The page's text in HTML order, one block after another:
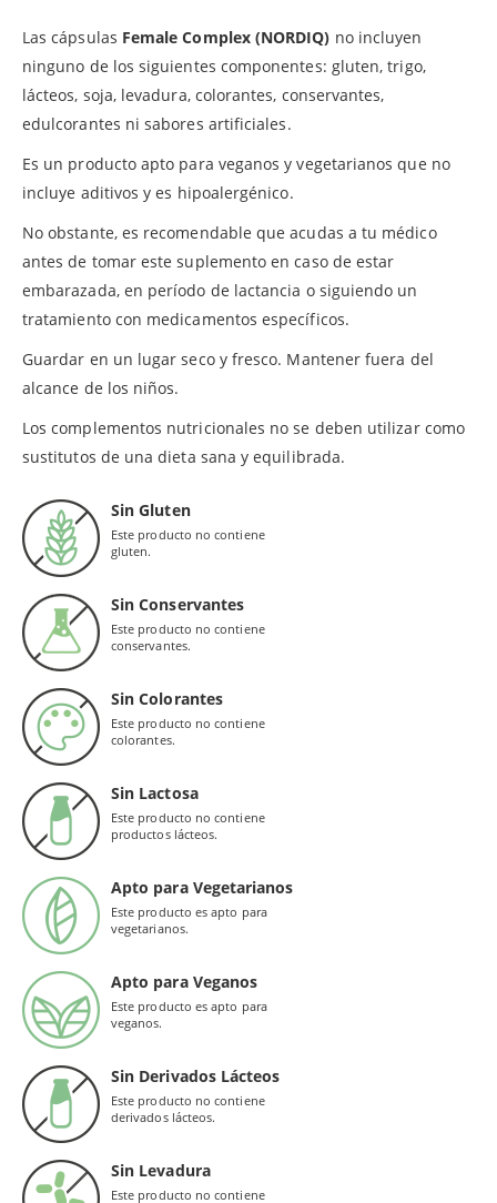
Las cápsulas Female Complex (NORDIQ) no incluyen
ninguno de los siguientes componentes: gluten, trigo,
lácteos, soja, levadura, colorantes, conservantes,
edulcorantes ni sabores artificiales.
Es un producto apto para veganos y vegetarianos que no
incluye aditivos y es hipoalergénico.
No obstante, es recomendable que acudas a tu médico
antes de tomar este suplemento en caso de estar
embarazada, en período de lactancia o siguiendo un
tratamiento con medicamentos específicos.
Guardar en un lugar seco y fresco. Mantener fuera del
alcance de los niños.
Los complementos nutricionales no se deben utilizar como
sustitutos de una dieta sana y equilibrada.
Sin Gluten
Este producto no contiene
gluten.
Sin Conservantes
Este producto no contiene
conservantes.
Sin Colorantes
Este producto no contiene
colorantes.
Sin Lactosa
Este producto no contiene
productos lácteos.
Apto para Vegetarianos
Este producto es apto para
vegetarianos.
Apto para Veganos
Este producto es apto para
veganos.
Sin Derivados Lácteos
Este producto no contiene
derivados lácteos.
Sin Levadura
Este producto no contiene